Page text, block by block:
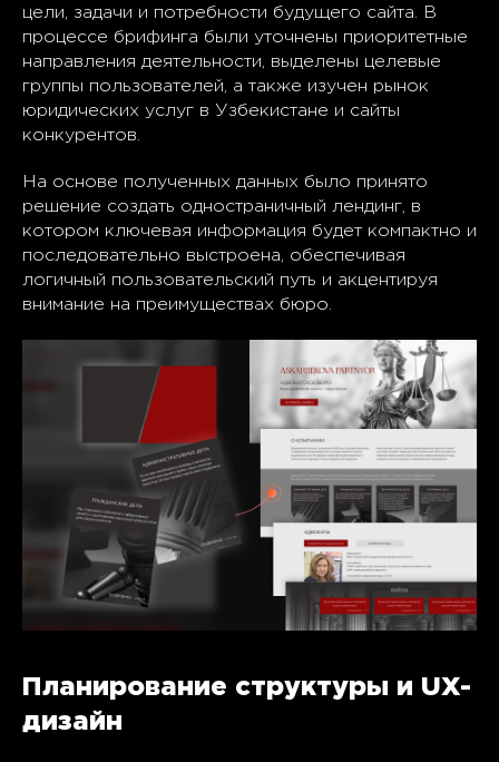
цели, задачи и потребности будущего сайта. В
процессе брифинга были уточнены приоритетные
направления деятельности, выделены целевые
группы пользователей, а также изучен рынок
юридических услуг в Узбекистане и сайты
конкурентов.
На основе полученных данных было принято
решение создать одностраничный лендинг, в
котором ключевая информация будет компактно и
последовательно выстроена, обеспечивая
логичный пользовательский путь и акцентируя
внимание на преимуществах бюро.
Планирование структуры и UX-
дизайн